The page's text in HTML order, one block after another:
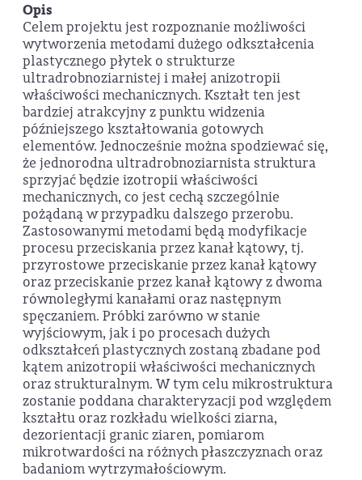
Opis
Celem projektu jest rozpoznanie możliwości
wytworzenia metodami dużego odkształcenia
plastycznego płytek o strukturze
ultradrobnoziarnistej i małej anizotropii
właściwości mechanicznych. Kształt ten jest
bardziej atrakcyjny z punktu widzenia
późniejszego kształtowania gotowych
elementów. Jednocześnie można spodziewać się,
że jednorodna ultradrobnoziarnista struktura
sprzyjać będzie izotropii właściwości
mechanicznych, co jest cechą szczególnie
pożądaną w przypadku dalszego przerobu.
Zastosowanymi metodami będą modyfikacje
procesu przeciskania przez kanał kątowy, tj.
przyrostowe przeciskanie przez kanał kątowy
oraz przeciskanie przez kanał kątowy z dwoma
równoległymi kanałami oraz następnym
spęczaniem. Próbki zarówno w stanie
wyjściowym, jak i po procesach dużych
odkształceń plastycznych zostaną zbadane pod
kątem anizotropii właściwości mechanicznych
oraz strukturalnym. W tym celu mikrostruktura
zostanie poddana charakteryzacji pod względem
kształtu oraz rozkładu wielkości ziarna,
dezorientacji granic ziaren, pomiarom
mikrotwardości na różnych płaszczyznach oraz
badaniom wytrzymałościowym.